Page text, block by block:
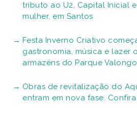
tributo ao U2, Capital Inicial
mulher, em Santos
Festa Inverno Criativo
gastronomia, música e lazer
armazéns do Parque
Obras de revitalização do
entram em nova fase.